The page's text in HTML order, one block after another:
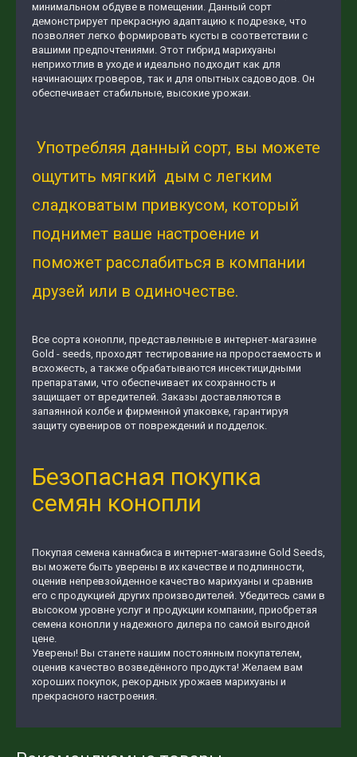
минимальном обдуве в помещении. Данный сорт
демонстрирует прекрасную адаптацию к подрезке, что
позволяет легко формировать кусты в соответствии с
вашими предпочтениями. Этот гибрид марихуаны
неприхотлив в уходе и идеально подходит как для
начинающих гроверов, так и для опытных садоводов. Он
обеспечивает стабильные, высокие урожаи.
Употребляя данный сорт, вы можете
ощутить мягкий дым с легким
сладковатым привкусом, который
поднимет ваше настроение и
поможет расслабиться в компании
друзей или в одиночестве.
Все сорта конопли, представленные в интернет-магазине
Gold - seeds, проходят тестирование на проростаемость и
всхожесть, а также обрабатываются инсектицидными
препаратами, что обеспечивает их сохранность и
защищает от вредителей. Заказы доставляются в
запаянной колбе и фирменной упаковке, гарантируя
защиту сувениров от повреждений и подделок.
Безопасная покупка
семян конопли
Покупая семена каннабиса в интернет-магазине Gold Seeds,
вы можете быть уверены в их качестве и подлинности,
оценив непревзойденное качество марихуаны и сравнив
его с продукцией других производителей. Убедитесь сами в
высоком уровне услуг и продукции компании, приобретая
семена конопли у надежного дилера по самой выгодной
цене.
Уверены! Вы станете нашим постоянным покупателем,
оценив качество возведённого продукта! Желаем вам
хороших покупок, рекордных урожаев марихуаны и
прекрасного настроения.